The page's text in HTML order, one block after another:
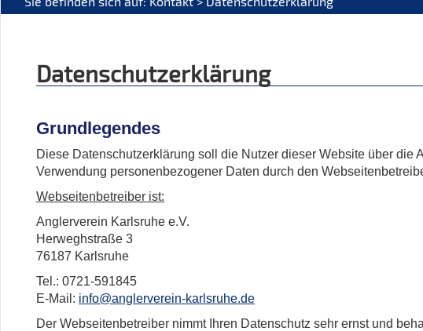
Datenschutzerklärung
Grundlegendes
Diese Datenschutzerklärung soll die Nutzer dieser Website über die
Verwendung personenbezogener Daten durch den
Webseitenbetreiber ist:
Anglerverein Karlsruhe e.V.
Herweghstraße 3
76187 Karlsruhe
Tel.: 0721-591845
E-Mail: info@anglerverein-karlsruhe.de
Der Webseitenbetreiber nimmt Ihren Datenschutz sehr ernst und